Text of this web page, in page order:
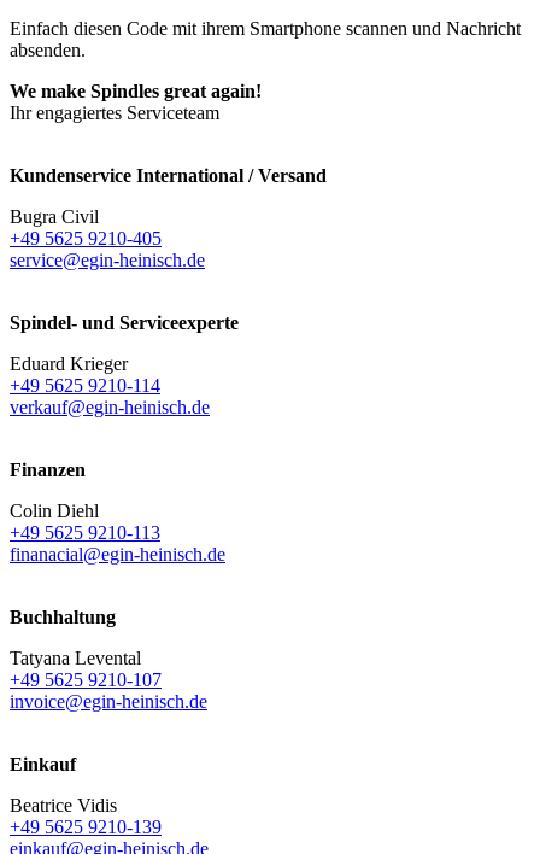
Einfach diesen Code mit ihrem Smartphone scannen und Nachricht
absenden.
We make Spindles great again!
Ihr engagiertes Serviceteam
Kundenservice International / Versand
Bugra Civil
+49 5625 9210-405
service@egin-heinisch.de
Spindel- und Serviceexperte
Eduard Krieger
+49 5625 9210-114
verkauf@egin-heinisch.de
Finanzen
Colin Diehl
+49 5625 9210-113
finanacial@egin-heinisch.de
Buchhaltung
Tatyana Levental
+49 5625 9210-107
invoice@egin-heinisch.de
Einkauf
Beatrice Vidis
+49 5625 9210-139
einkauf@egin-heinisch.de